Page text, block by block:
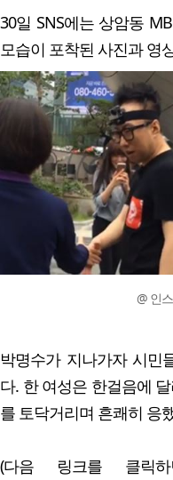
30일 SNS에는 상암동
모습이 포착된 사진과 영
@ 인
박명수가 지나가자 시민
다. 한 여성은 한걸음에
를 토닥거리며 흔쾌히 응
(다음 링크를 클릭